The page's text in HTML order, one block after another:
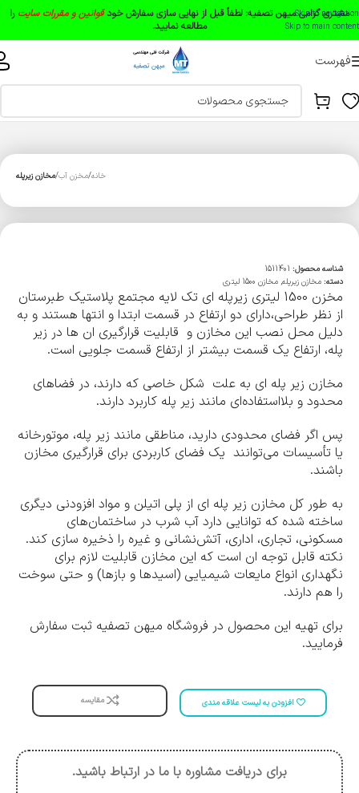
Skip to navigation
Skip to main content
مشتری گرامی میهن تصفیه: لطفاً قبل از نهایی سازی سفارش خودقوانین و مقررات سایت را
مطالعه نمایید.
فهرست
خانه مخزن آب مخازن زیرپله
شناسه محصول: 1511401
دسته: مخازن زیرپله, مخازن 1500 لیتری
مخزن 1500 لیتری زیرپله ای تک لایه مجتمع پلاستیک طبرستان
از نظر طراحی،دارای دو ارتفاع در قسمت ابتدا و انتها هستند و به
دلیل محل نصب این مخازن و قابلیت قرارگیری ان ها در زیر
پله، ارتفاع یک قسمت بیشتر از ارتفاع قسمت جلویی است.
مخازن زیر پله ای به علت شکل خاصی که دارند، در فضاهای
محدود و بلااستفاده‌ای مانند زیر پله کاربرد دارند.
پس اگر فضای محدودی دارید، مناطقی مانند زیر پله، موتورخانه
یا تأسیسات می‌توانند یک فضای کاربردی برای قرارگیری مخازن
باشند.
به طور کل مخازن زیر پله ای از پلی اتیلن و مواد افزودنی دیگری
ساخته شده که توانایی دارد آب شرب در ساختمان‌های
مسکونی، تجاری، اداری، آتش‌نشانی و غیره را ذخیره سازی کند.
نکته قابل توجه ان است که این مخازن قابلیت لازم برای
نگهداری انواع مایعات شیمیایی (اسیدها و بازها) و حتی سوخت
را هم دارند.
برای تهیه این محصول در فروشگاه میهن تصفیه ثبت سفارش
فرمایید.
افزودن به لیست علاقه مندی مقایسه
برای دریافت مشاوره با ما در ارتباط باشید.